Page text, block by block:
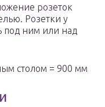
розеток
Розетки у
под ним или над
столом = 900 мм